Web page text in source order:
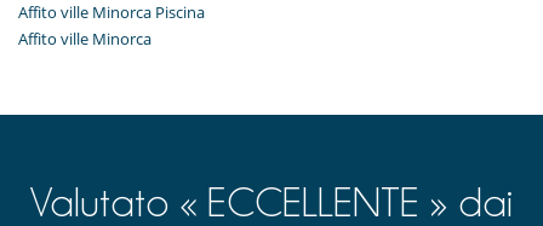
Affito ville Minorca Piscina
Affito ville Minorca
Valutato « ECCELLENTE » dai